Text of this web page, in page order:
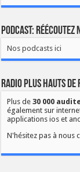
Podcast: Réécoutez
Nos podcasts ici
Radio Plus Hauts
Plus de30 000
également sur
applications ios et
N'hésitez pas à nous